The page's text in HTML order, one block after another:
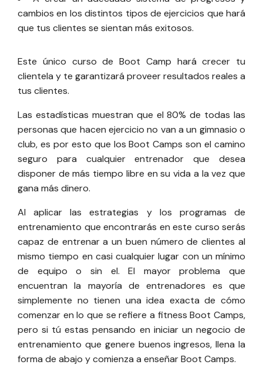
cambios en los distintos tipos de ejercicios que hará
que tus clientes se sientan más exitosos.
Este único curso de Boot Camp hará crecer tu
clientela y te garantizará proveer resultados reales a
tus clientes.
Las estadísticas muestran que el 80% de todas las
personas que hacen ejercicio no van a un gimnasio o
club, es por esto que los Boot Camps son el camino
seguro para cualquier entrenador que desea
disponer de más tiempo libre en su vida a la vez que
gana más dinero.
Al aplicar las estrategias y los programas de
entrenamiento que encontrarás en este curso serás
capaz de entrenar a un buen número de clientes al
mismo tiempo en casi cualquier lugar con un mínimo
de equipo o sin el. El mayor problema que
encuentran la mayoría de entrenadores es que
simplemente no tienen una idea exacta de cómo
comenzar en lo que se refiere a fitness Boot Camps,
pero si tú estas pensando en iniciar un negocio de
entrenamiento que genere buenos ingresos, llena la
forma de abajo y comienza a enseñar Boot Camps.